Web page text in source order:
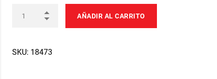
AÑADIR AL CARRITO
SKU: 18473